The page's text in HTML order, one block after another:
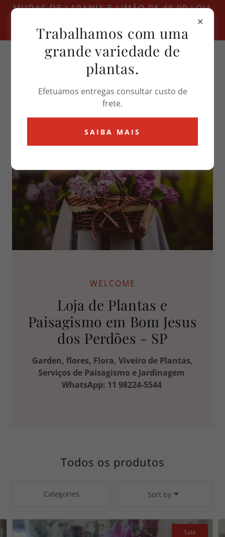
MUDAS DE LARANJA E LIMÃO R$ 48,00 LOJA
DE PLANTAS ENTRE EM CONTATO TEMOS
TERRA VEGETAL E FLORES
Luiz11 98224-5544Loja de Plantas
WELCOME
Loja de Plantas e
Paisagismo em Bom Jesus
dos Perdões - SP
Garden, flores, Flora, Viveiro de Plantas,
Serviços de Paisagismo e Jardinagem
WhatsApp: 11 98224-5544
Todos os produtos
Categories Sort by
Sale
Trabalhamos com uma
grande variedade de
plantas.
Efetuamos entregas consultar custo de
frete.
SAIBA MAIS